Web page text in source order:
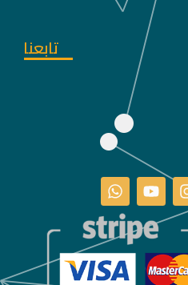
تابعنا